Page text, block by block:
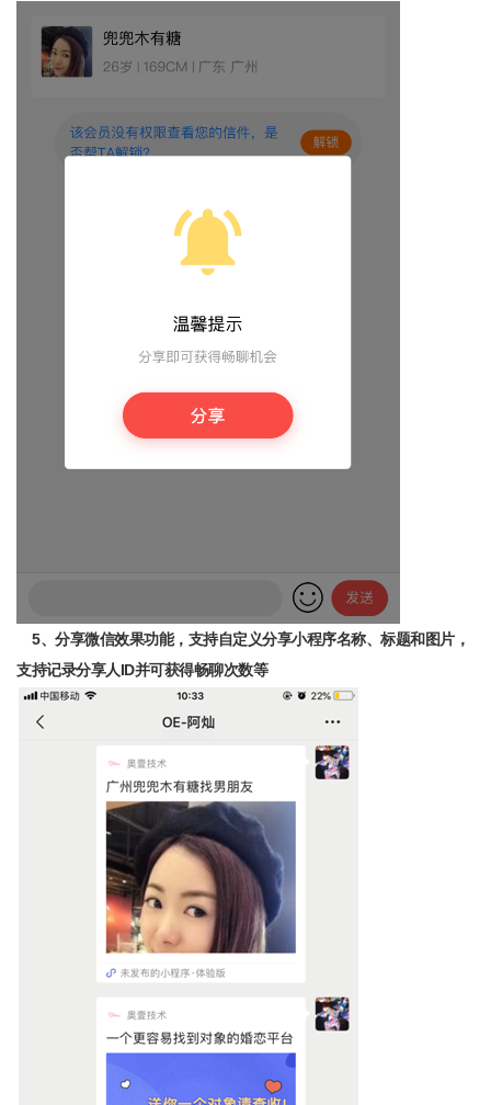
5、分享微信效果功能，支持自定义分享小程序名称、标题和图片，
支持记录分享人ID并可获得畅聊次数等